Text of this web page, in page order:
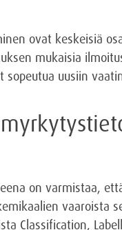
ovat keskeisiä
mukaisia
uusiin
on varmistaa,
vaaroista
Classification,